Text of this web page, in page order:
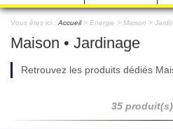
Vous êtes ici : Accueil> Energie > Maison >
Maison • Jardinage
Retrouvez les produits dédiés
35 produit(s)